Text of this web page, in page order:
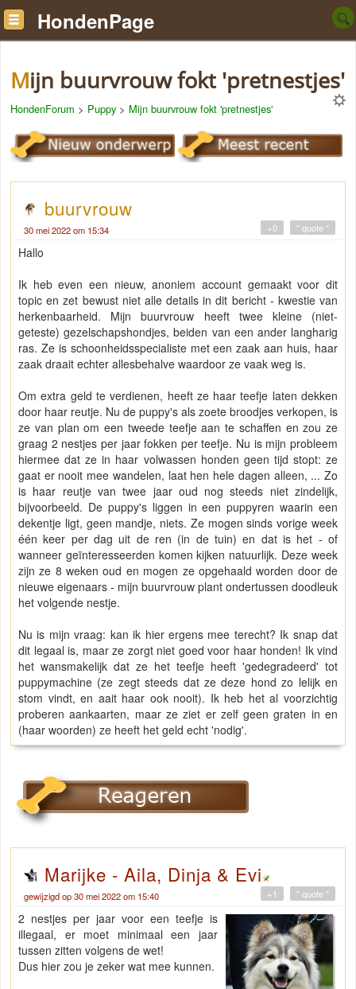
HondenPage
Mijn buurvrouw fokt 'pretnestjes'
HondenForum > Puppy > Mijn buurvrouw fokt 'pretnestjes'
buurvrouw
30 mei 2022 om 15:34 " quote "
+0
Hallo
Ik heb even een nieuw, anoniem account gemaakt voor dit
topic en zet bewust niet alle details in dit bericht - kwestie van
herkenbaarheid. Mijn buurvrouw heeft twee kleine (niet-
geteste) gezelschapshondjes, beiden van een ander langharig
ras. Ze is schoonheidsspecialiste met een zaak aan huis, haar
zaak draait echter allesbehalve waardoor ze vaak weg is.
Om extra geld te verdienen, heeft ze haar teefje laten dekken
door haar reutje. Nu de puppy's als zoete broodjes verkopen, is
ze van plan om een tweede teefje aan te schaffen en zou ze
graag 2 nestjes per jaar fokken per teefje. Nu is mijn probleem
hiermee dat ze in haar volwassen honden geen tijd stopt: ze
gaat er nooit mee wandelen, laat hen hele dagen alleen, ... Zo
is haar reutje van twee jaar oud nog steeds niet zindelijk,
bijvoorbeeld. De puppy's liggen in een puppyren waarin een
dekentje ligt, geen mandje, niets. Ze mogen sinds vorige week
één keer per dag uit de ren (in de tuin) en dat is het - of
wanneer geïnteresseerden komen kijken natuurlijk. Deze week
zijn ze 8 weken oud en mogen ze opgehaald worden door de
nieuwe eigenaars - mijn buurvrouw plant ondertussen doodleuk
het volgende nestje.
Nu is mijn vraag: kan ik hier ergens mee terecht? Ik snap dat
dit legaal is, maar ze zorgt niet goed voor haar honden! Ik vind
het wansmakelijk dat ze het teefje heeft 'gedegradeerd' tot
puppymachine (ze zegt steeds dat ze deze hond zo lelijk en
stom vindt, en aait haar ook nooit). Ik heb het al voorzichtig
proberen aankaarten, maar ze ziet er zelf geen graten in en
(haar woorden) ze heeft het geld echt 'nodig'.
Marijke - Aila, Dinja & Evi
gewijzigd op 30 mei 2022 om 15:40 " quote "
+1
2 nestjes per jaar voor een teefje is
illegaal, er moet minimaal een jaar
tussen zitten volgens de wet!
Dus hier zou je zeker wat mee kunnen.